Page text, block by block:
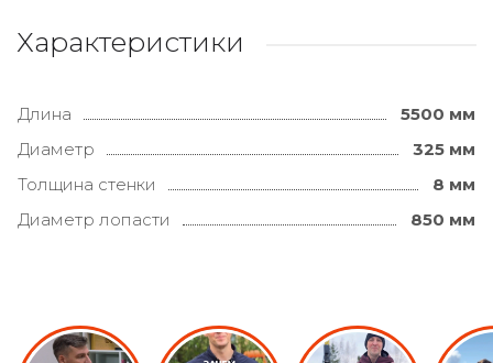
Характеристики
Длина
5500 мм
Диаметр
325 мм
Толщина стенки
8 мм
Диаметр лопасти
850 мм